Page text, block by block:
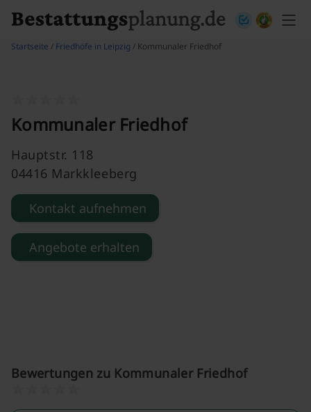
Startseite / Friedhöfe in Leipzig / Kommunaler Friedhof
Kommunaler Friedhof
Hauptstr. 118
04416 Markkleeberg
Kontakt aufnehmen
Angebote erhalten
Bewertungen zu Kommunaler Friedhof